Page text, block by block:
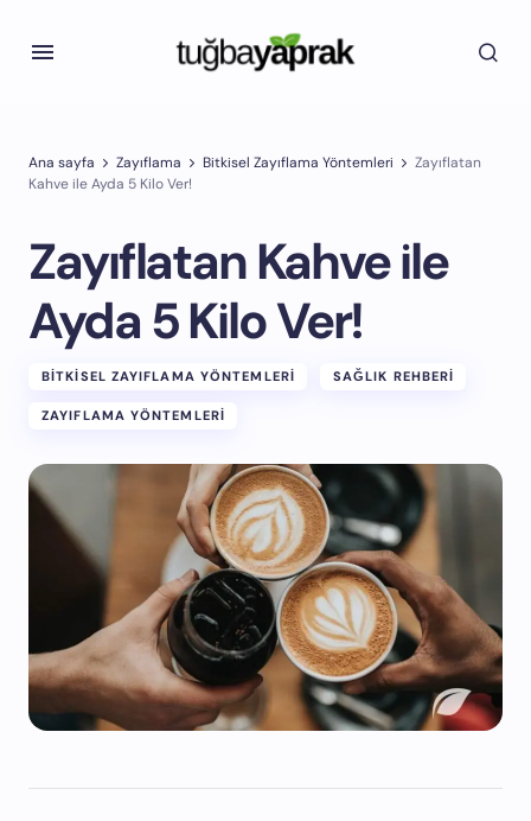
Ana sayfa Zayıflama Bitkisel Zayıflama Yöntemleri
Zayıflatan
Kahve ile Ayda 5 Kilo Ver!
Zayıflatan Kahve ile
Ayda 5 Kilo Ver!
BITKISEL ZAYIFLAMA YÖNTEMLERI SAĞLIK REHBERI
ZAYIFLAMA YÖNTEMLERI